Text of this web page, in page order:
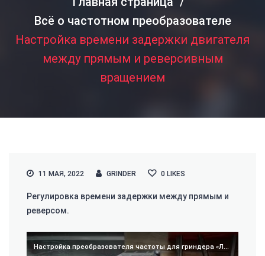
Всё о частотном преобразователе
Настройка времени задержки двигателя
между прямым и реверсивным
вращением
11 МАЯ, 2022 GRINDER 0 LIKES
Регулировка времени задержки между прямым и
реверсом.
Настройка преобразователя частоты для гриндера «Левша»